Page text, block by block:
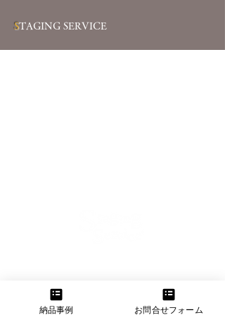
STAGING SERVICE
TEL：06-6160-3555 FAX：06-6160-3556
納品事例 お問合せフォーム